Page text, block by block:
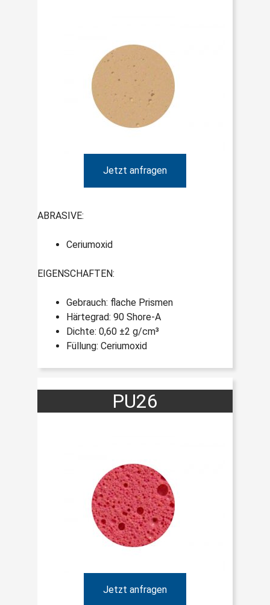
Jetzt anfragen
ABRASIVE:
Ceriumoxid
EIGENSCHAFTEN:
Gebrauch: flache Prismen
Härtegrad: 90 Shore-A
Dichte: 0,60 ±2 g/cm³
Füllung: Ceriumoxid
PU26
Jetzt anfragen